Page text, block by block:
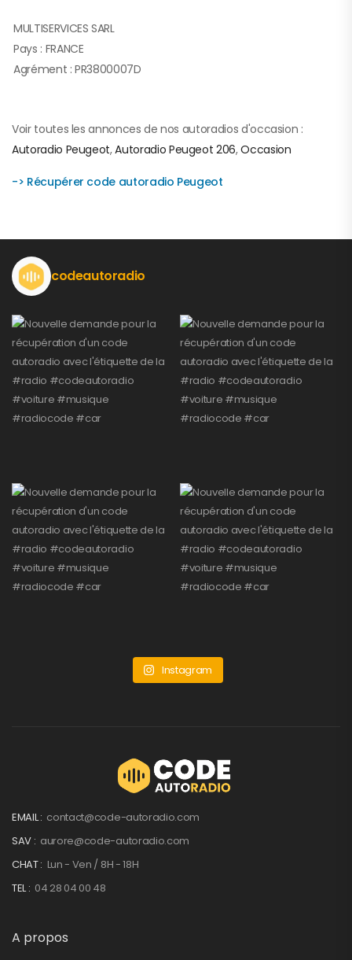
MULTISERVICES SARL
Pays : FRANCE
Agrément : PR3800007D
Voir toutes les annonces de nos autoradios d'occasion :
Autoradio Peugeot,Autoradio Peugeot 206,Occasion
-> Récupérer code autoradio Peugeot
codeautoradio
Instagram
EMAIL : contact@code-autoradio.com
SAV : aurore@code-autoradio.com
CHAT : Lun - Ven / 8H - 18H
TEL : 04 28 04 00 48
A propos